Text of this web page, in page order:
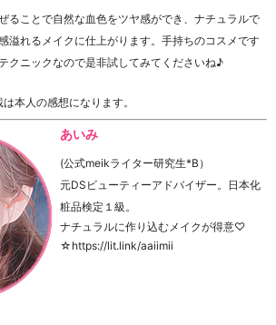
ることで自然な血色をツヤ感ができ、 ナチュラルで
溢れるメイクに仕上がります。 手持ちのコスメです
クニックなので是非試してみてくださいね♪
本人の感想になります。
あいみ
(公式meikライター研究生*B）
元DSビューティーアドバイザー。日本化
粧品検定１級。
ナチュラルに作り込むメイクが得意♡
☆https://lit.link/aaiimii